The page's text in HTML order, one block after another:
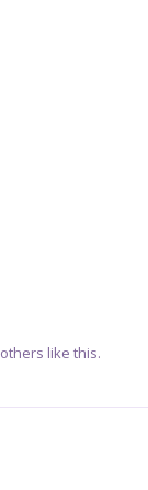
others like this.